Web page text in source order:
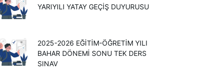
YARIYILI YATAY GEÇİŞ DUYURUSU
2025-2026 EĞITIM-ÖĞRETIM YILI
BAHAR DÖNEMI SONU TEK DERS
SINAV